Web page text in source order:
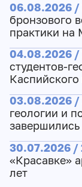
06.08.2026 /
бронзового
практики на
04.08.2026 /
студентов-
03.08.2026 /
геологии и
30.07.2026 /
«Красавке»
лет